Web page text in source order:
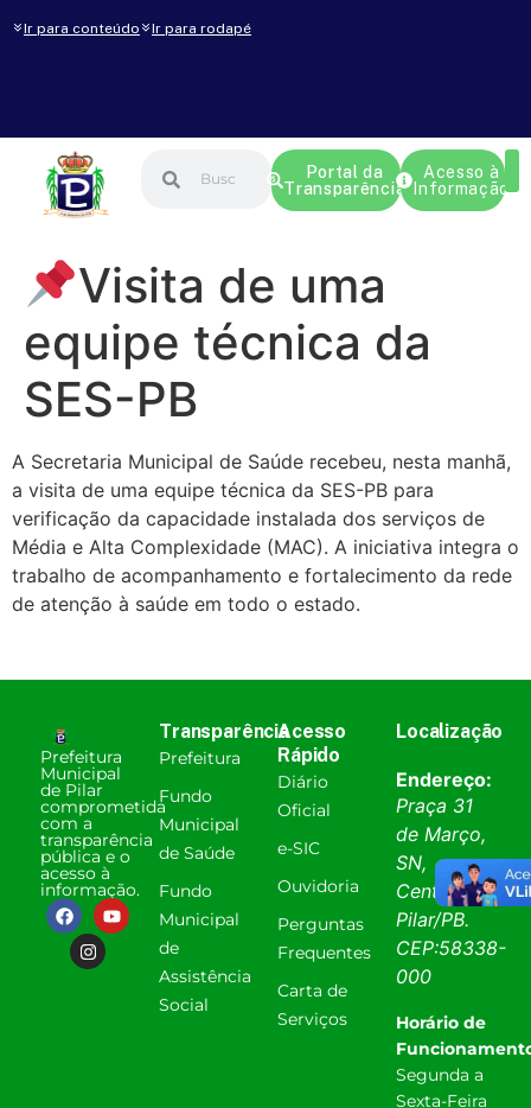
Ir para conteúdo Ir para rodapé
Portal da
Transparência
Acesso à
Informação
Visita de uma
equipe técnica da
SES-PB
A Secretaria Municipal de Saúde recebeu, nesta manhã,
a visita de uma equipe técnica da SES-PB para
verificação da capacidade instalada dos serviços de
Média e Alta Complexidade (MAC). A iniciativa integra o
trabalho de acompanhamento e fortalecimento da rede
de atenção à saúde em todo o estado.
Prefeitura
Municipal
de Pilar
comprometida
com a
transparência
pública e o
acesso à
informação.
Transparência
Prefeitura
Fundo
Municipal
de Saúde
Fundo
Municipal
de
Assistência
Social
Acesso
Rápido
Diário
Oficial
e-SIC
Ouvidoria
Perguntas
Frequentes
Carta de
Serviços
Localização
Endereço:
Praça 31
de Março,
SN,
Centro
Pilar/PB.
CEP:58338-
000
Horário de
Segunda a
Sexta-Feira